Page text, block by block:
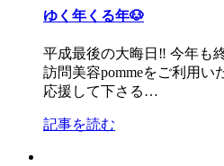
ゆく年くる年🐶
平成最後の大晦日‼️ 今年も
訪問美容pommeをご利用い
応援して下さる…
記事を読む